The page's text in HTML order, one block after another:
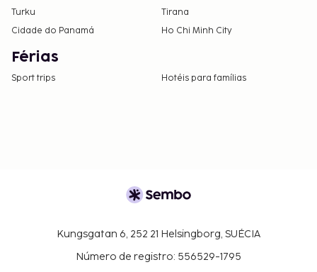
Turku
Tirana
Cidade do Panamá
Ho Chi Minh City
Férias
Sport trips Hotéis para famílias
Kungsgatan 6, 252 21 Helsingborg, SUÉCIA
Número de registro: 556529-1795